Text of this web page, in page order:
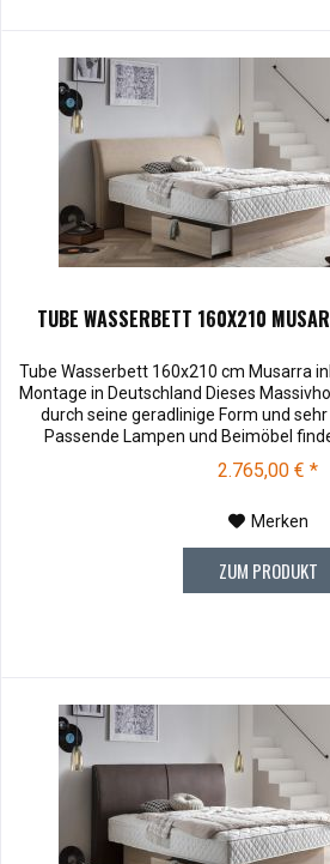
TUBE WASSERBETT 160X210
Tube Wasserbett 160x210 cm Musarra
Montage in Deutschland Dieses
durch seine geradlinige Form und
Passende Lampen und Beimöbel
Ihnen versendet werden. Bei2.765,00 € *
Merken
ZUM PRODUKT